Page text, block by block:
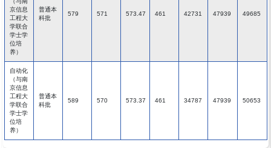
京信息
工程大
学联合
学士学
位培
养）
普通本
科批
579 571 573.47 461 42731 47939 49685
自动化
（与南
京信息
工程大
学联合
学士学
位培
养）
普通本
科批
589 570 573.37 461 34787 47939 50653